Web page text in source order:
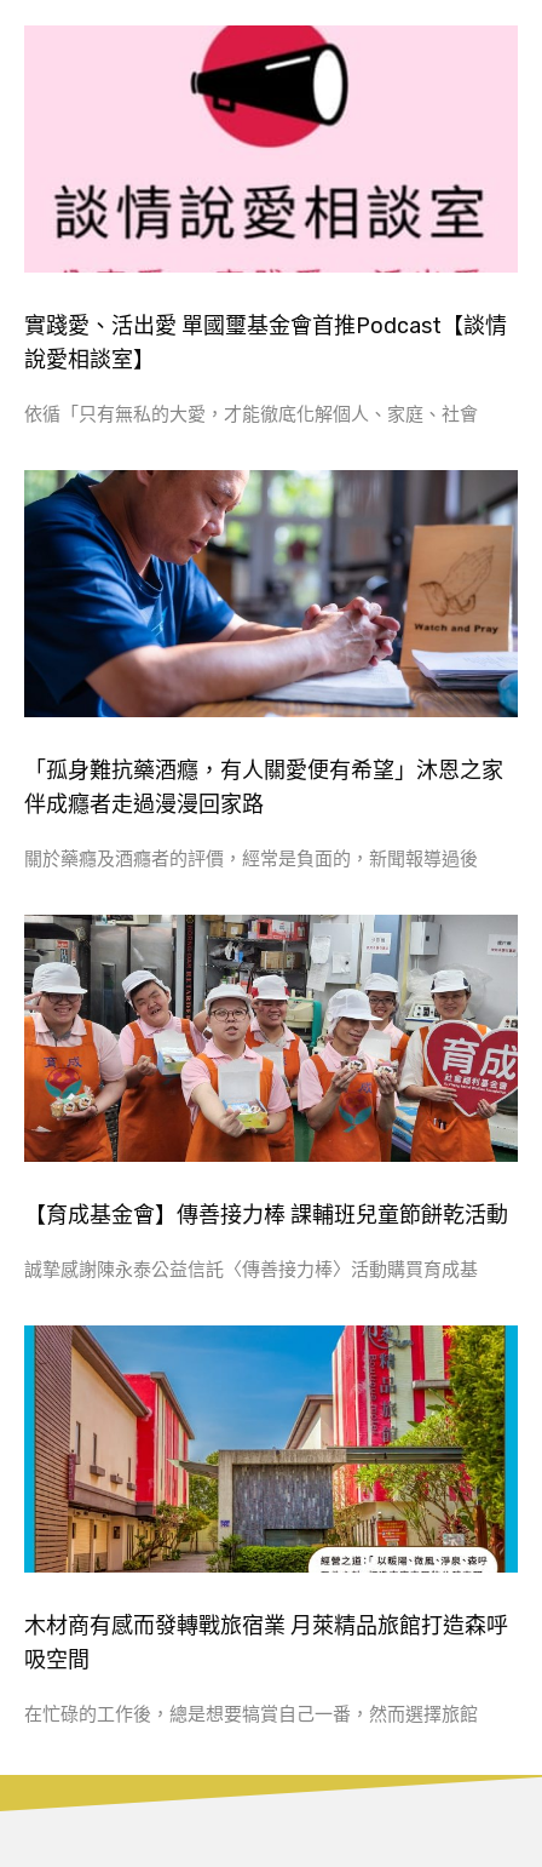
實踐愛、活出愛 單國璽基金會首推Podcast【談情
說愛相談室】
依循「只有無私的大愛，才能徹底化解個人、家庭、社會
「孤身難抗藥酒癮，有人關愛便有希望」沐恩之家
伴成癮者走過漫漫回家路
關於藥癮及酒癮者的評價，經常是負面的，新聞報導過後
【育成基金會】傳善接力棒 課輔班兒童節餅乾活動
誠摯感謝陳永泰公益信託〈傳善接力棒〉活動購買育成基
木材商有感而發轉戰旅宿業 月萊精品旅館打造森呼
吸空間
在忙碌的工作後，總是想要犒賞自己一番，然而選擇旅館